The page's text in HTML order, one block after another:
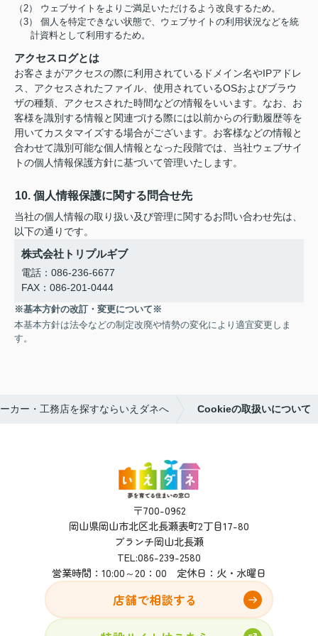
（2） ウェブサイトをよりご満足いただけるよう改良するため。
（3） 個人を特定できない状態で、ウェブサイトの利用状況などを統
計資料として利用するため。
アクセスログとは
お客さまがアクセスの際に利用されているドメイン名やIPアドレ
ス、アクセスされたファイル、使用されているOSおよびブラウ
ザの種類、アクセスされた時間などの情報をいいます。なお、お
客様を識別する情報と関連づける際には以前からの行動履歴等を
用いてカスタマイズする場合がございます。お客様などの情報と
合わせて識別可能な個人情報となった段階では、当社ウェブサイ
トの個人情報保護方針に基づいて管理いたします。
10. 個人情報保護に関する問合せ先
当社の個人情報の取り扱い及び管理に関するお問い合わせ先は、
以下の通りです。
株式会社トリプルギブ
電話：086-236-6677
FAX：086-201-0444
※基本方針の改訂・変更について※
本基本方針は法令などの制定改廃や情勢の変化により適宜変更しま
す。
カー・工務店を探すならいえダネへ Cookieの取扱いについて
〒700-0962
岡山県岡山市北区北長瀬表町2丁目17-80
ブランチ岡山北長瀬
TEL:086-239-2580
営業時間：10:00～20：00 定休日：火・水曜日
店舗で相談する